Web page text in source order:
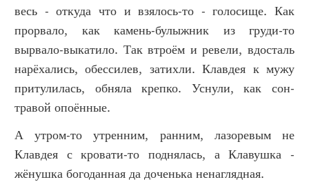
весь - откуда что и взялось-то - голосище. Как
прорвало, как камень-булыжник из груди-то
вырвало-выкатило. Так втроём и ревели, вдосталь
нарёхались, обессилев, затихли. Клавдея к мужу
притулилась, обняла крепко. Уснули, как сон-
травой опоённые.
А утром-то утренним, ранним, лазоревым не
Клавдея с кровати-то поднялась, а Клавушка -
жёнушка богоданная да доченька ненаглядная.